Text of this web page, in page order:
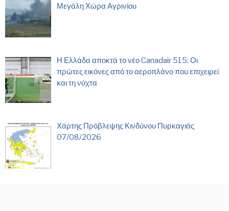
Μεγάλη Χώρα Αγρινίου
Η Ελλάδα αποκτά το νέο Canadair 515: Οι
πρώτες εικόνες από το αεροπλάνο που επιχειρεί
και τη νύχτα
Χάρτης Πρόβλεψης Κινδύνου Πυρκαγιάς
07/08/2026